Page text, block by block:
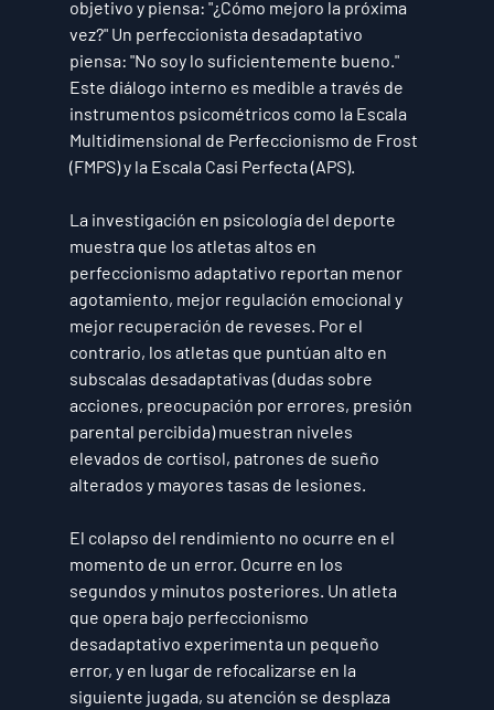
objetivo y piensa: "¿Cómo mejoro la próxima
vez?" Un perfeccionista desadaptativo
piensa: "No soy lo suficientemente bueno."
Este diálogo interno es medible a través de
instrumentos psicométricos como la Escala
Multidimensional de Perfeccionismo de Frost
(FMPS) y la Escala Casi Perfecta (APS).
La investigación en psicología del deporte
muestra que los atletas altos en
perfeccionismo adaptativo reportan menor
agotamiento, mejor regulación emocional y
mejor recuperación de reveses. Por el
contrario, los atletas que puntúan alto en
subscalas desadaptativas (dudas sobre
acciones, preocupación por errores, presión
parental percibida) muestran niveles
elevados de cortisol, patrones de sueño
alterados y mayores tasas de lesiones.
El colapso del rendimiento no ocurre en el
momento de un error. Ocurre en los
segundos y minutos posteriores. Un atleta
que opera bajo perfeccionismo
desadaptativo experimenta un pequeño
error, y en lugar de refocalizarse en la
siguiente jugada, su atención se desplaza